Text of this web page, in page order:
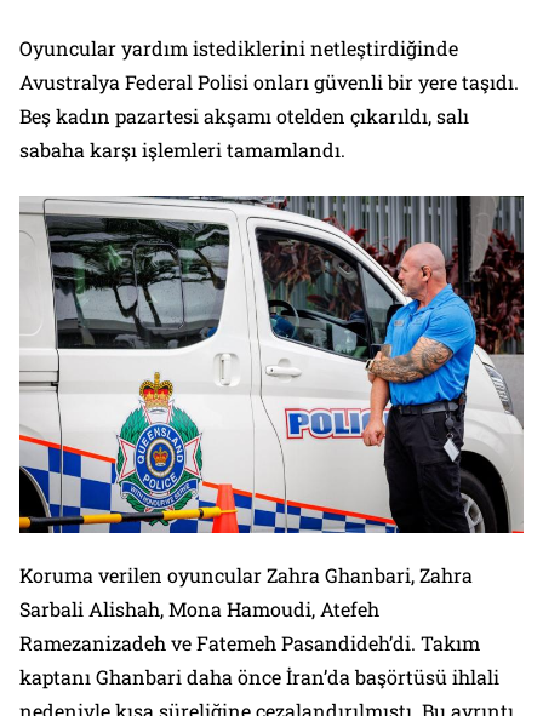
Oyuncular yardım istediklerini netleştirdiğinde
Avustralya Federal Polisi onları güvenli bir yere taşıdı.
Beş kadın pazartesi akşamı otelden çıkarıldı, salı
sabaha karşı işlemleri tamamlandı.
Koruma verilen oyuncular Zahra Ghanbari, Zahra
Sarbali Alishah, Mona Hamoudi, Atefeh
Ramezanizadeh ve Fatemeh Pasandideh’di. Takım
kaptanı Ghanbari daha önce İran’da başörtüsü ihlali
nedeniyle kısa süreliğine cezalandırılmıştı. Bu ayrıntı,